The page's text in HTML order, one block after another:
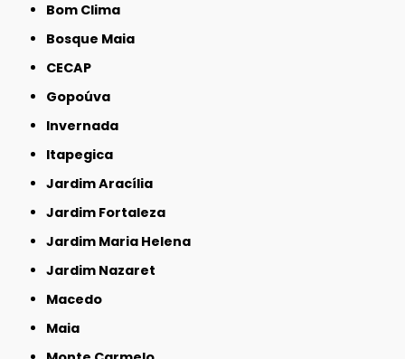
Bom Clima
Bosque Maia
CECAP
Gopoúva
Invernada
Itapegica
Jardim Aracília
Jardim Fortaleza
Jardim Maria Helena
Jardim Nazaret
Macedo
Maia